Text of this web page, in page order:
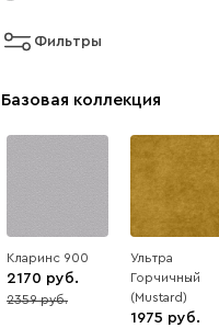
Фильтры
Базовая коллекция
Кларинс 900
2170
8
2359
Ультра
Горчичный
(Mustard)
1975